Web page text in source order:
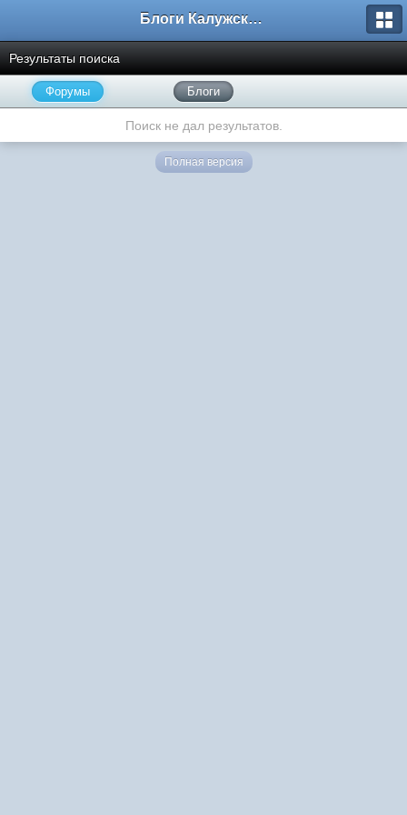
Блоги Калужского перекрестка
Результаты поиска
Форумы Блоги
Поиск не дал результатов.
Полная версия